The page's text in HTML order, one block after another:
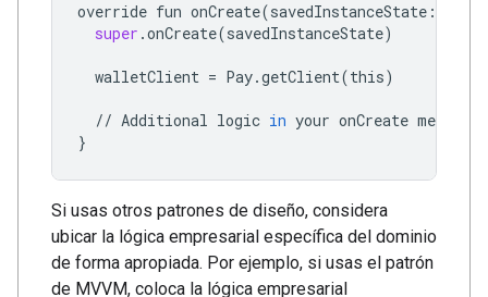
override fun onCreate(savedInstanceState :
super .onCreate(savedInstanceState)
walletClient = Pay.getClient(this)
// Additional logic in your onCreate method
}
Si usas otros patrones de diseño, considera
ubicar la lógica empresarial específica del dominio
de forma apropiada. Por ejemplo, si usas el patrón
de MVVM, coloca la lógica empresarial